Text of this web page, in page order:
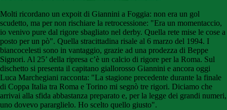
Molti ricordano un expoit di Giannini a Foggia: non era un gol
scudetto, ma per non rischiare la retrocessione: "Era un momentaccio,
io venivo pure dal rigore sbagliato nel derby. Quella rete mise le cose a
posto per un pò". Quella stracittadina risale al 6 marzo del 1994. I
biancocelesti sono in vantaggio, grazie ad una prodezza di Beppe
Signori. Al 25’ della ripresa c’è un calcio di rigore per la Roma. Sul
dischetto si presenta il capitano giallorosso Giannini e ancora oggi
Luca Marchegiani racconta: "La stagione precedente durante la finale
di Coppa Italia tra Roma e Torino mi segnò tre rigori. Diciamo che
arrivai alla sfida abbastanza preparato e, per la legge dei grandi numeri,
uno dovevo pararglielo. Ho scelto quello giusto".